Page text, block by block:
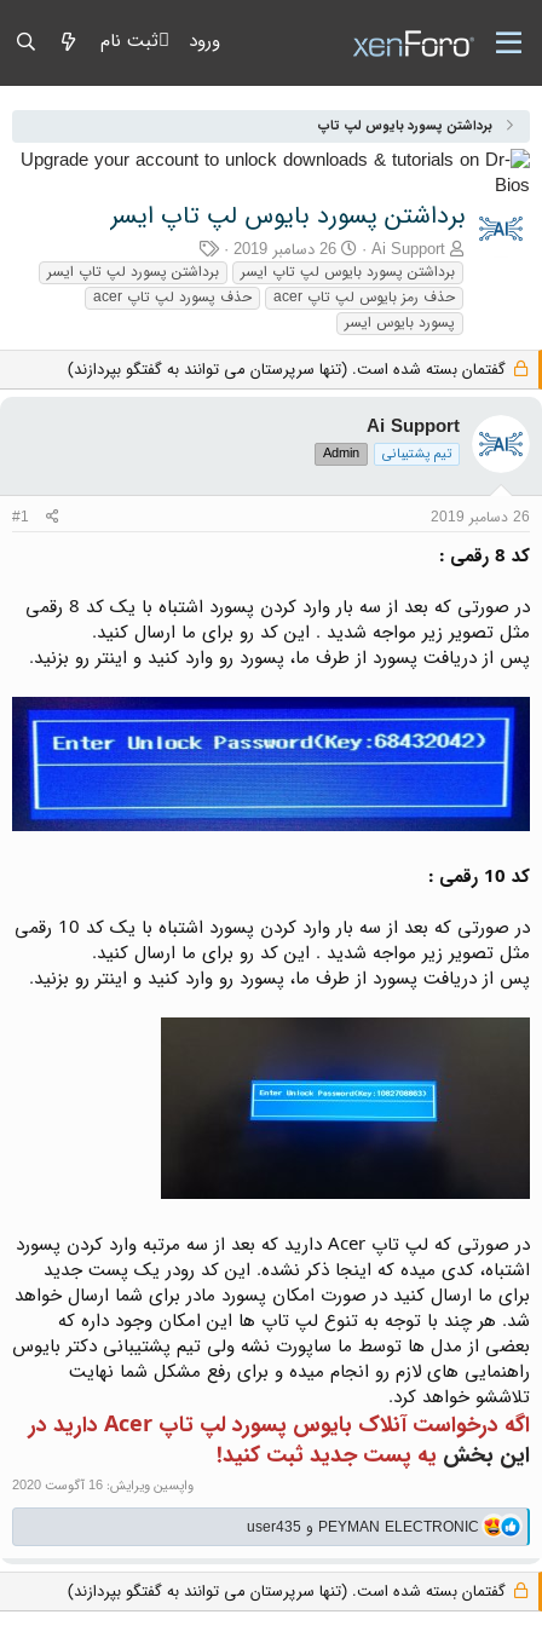
ورود ثبت نام
برداشتن پسورد بایوس لپ تاپ
برداشتن پسورد بایوس لپ تاپ ایسر
آغازگر گفتمان
Ai Support تاریخ شروع
26 دسامبر 2019 برچسب‌ها
برداشتن پسورد بایوس لپ تاپ ایسر
برداشتن پسورد لپ تاپ ایسر
حذف رمز بایوس لپ تاپ acer
حذف پسورد لپ تاپ acer
پسورد بایوس ایسر
گفتمان بسته شده است. (تنها سرپرستان می توانند به گفتگو بپردازند)
Ai Support
تیم پشتیبانی Admin
26 دسامبر 2019 #1
کد 8 رقمی :
در صورتی که بعد از سه بار وارد کردن پسورد اشتباه با یک کد 8 رقمی
مثل تصویر زیر مواجه شدید . این کد رو برای ما ارسال کنید.
پس از دریافت پسورد از طرف ما، پسورد رو وارد کنید و اینتر رو بزنید.
کد 10 رقمی :
در صورتی که بعد از سه بار وارد کردن پسورد اشتباه با یک کد 10 رقمی
مثل تصویر زیر مواجه شدید . این کد رو برای ما ارسال کنید.
پس از دریافت پسورد از طرف ما، پسورد رو وارد کنید و اینتر رو بزنید.
در صورتی که لپ تاپ Acer دارید که بعد از سه مرتبه وارد کردن پسورد
اشتباه، کدی میده که اینجا ذکر نشده. این کد رودر یک پست جدید
برای ما ارسال کنید در صورت امکان پسورد مادر برای شما ارسال خواهد
شد. هر چند با توجه به تنوع لپ تاپ ها این امکان وجود داره که
بعضی از مدل ها توسط ما ساپورت نشه ولی تیم پشتیبانی دکتر بایوس
راهنمایی های لازم رو انجام میده و برای رفع مشکل شما نهایت
تلاششو خواهد کرد.
اگه درخواست آنلاک بایوس پسورد لپ تاپ Acer دارید در
این بخش یه پست جدید ثبت کنید!
واپسین ویرایش: 16 آگوست 2020
واکنش‌ها:
PEYMAN ELECTRONIC و user435
گفتمان بسته شده است. (تنها سرپرستان می توانند به گفتگو بپردازند)